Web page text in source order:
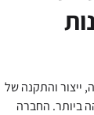
והתקנה של
ביותר. החברה